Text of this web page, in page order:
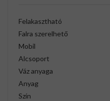
Felakasztható
Falra szerelhető
Mobil
Alcsoport
Váz anyaga
Anyag
Szín